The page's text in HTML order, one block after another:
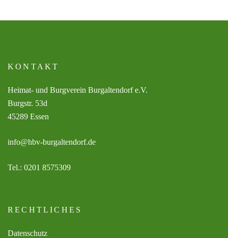
KONTAKT
Heimat- und Burgverein Burgaltendorf e.V.
Burgstr. 53d
45289 Essen
info@hbv-burgaltendorf.de
Tel.: 0201 8575309
RECHTLICHES
Datenschutz